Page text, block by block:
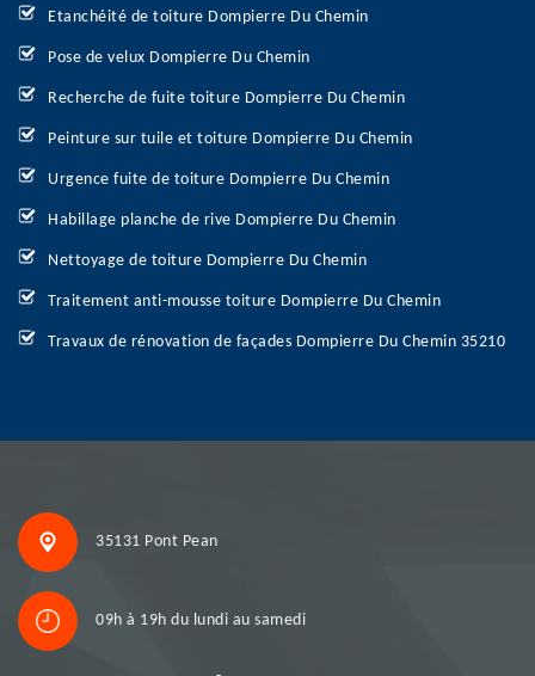
Etanchéité de toiture Dompierre Du Chemin
Pose de velux Dompierre Du Chemin
Recherche de fuite toiture Dompierre Du Chemin
Peinture sur tuile et toiture Dompierre Du Chemin
Urgence fuite de toiture Dompierre Du Chemin
Habillage planche de rive Dompierre Du Chemin
Nettoyage de toiture Dompierre Du Chemin
Traitement anti-mousse toiture Dompierre Du Chemin
Travaux de rénovation de façades Dompierre Du Chemin 35210
35131 Pont Pean
09h à 19h du lundi au samedi